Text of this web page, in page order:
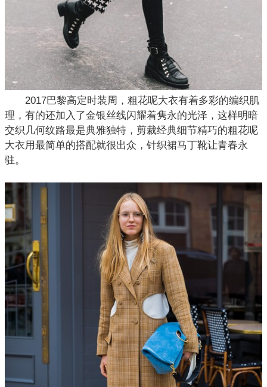
2017巴黎高定时装周，粗花呢大衣有着多彩的编织肌
理，有的还加入了金银丝线闪耀着隽永的光泽，这样明暗
交织几何纹路最是典雅独特，剪裁经典细节精巧的粗花呢
大衣用最简单的搭配就很出众，针织裙马丁靴让青春永
驻。